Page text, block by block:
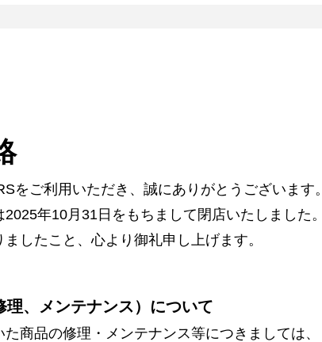
をご利用いただき、誠にありがとうございます。
年10月31日をもちまして閉店いたしました。
したこと、心より御礼申し上げます。
理、メンテナンス）について
商品の修理・メンテナンス等につきましては、